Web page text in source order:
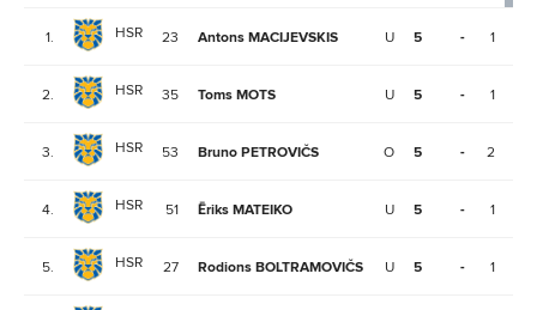
1. HSR 23 Antons MACIJEVSKIS U 5 - 1
2. HSR 35 Toms MOTS U 5 - 1
3. HSR 53 Bruno PETROVIČS O 5 - 2
4. HSR 51 Ēriks MATEIKO U 5 - 1
5. HSR 27 Rodions BOLTRAMOVIČS U 5 - 1